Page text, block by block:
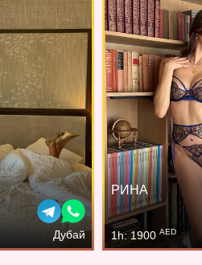
Дубай
РИНА
1h: 1900AED